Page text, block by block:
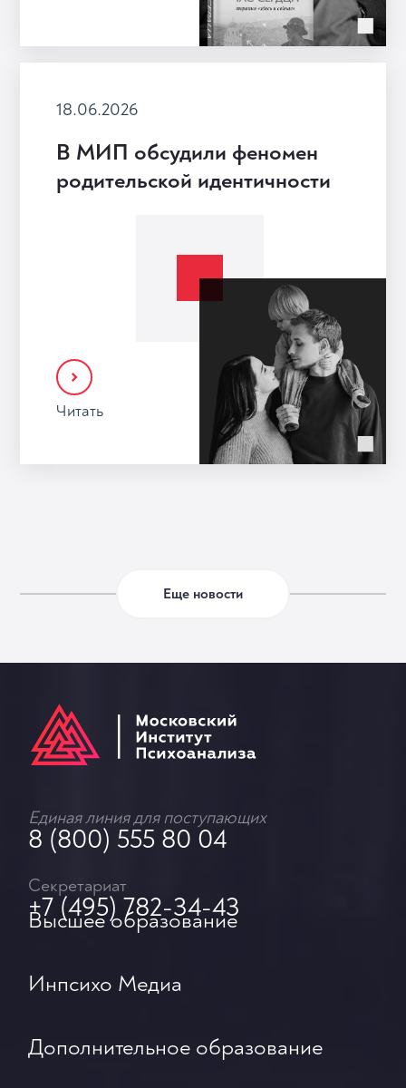
18.06.2026
В МИП обсудили феномен
родительской идентичности
Читать
Еще новости
Единая линия для поступающих
8 (800) 555 80 04
Секретариат
+7 (495) 782-34-43
Высшее образование
Инпсихо Медиа
Дополнительное образование